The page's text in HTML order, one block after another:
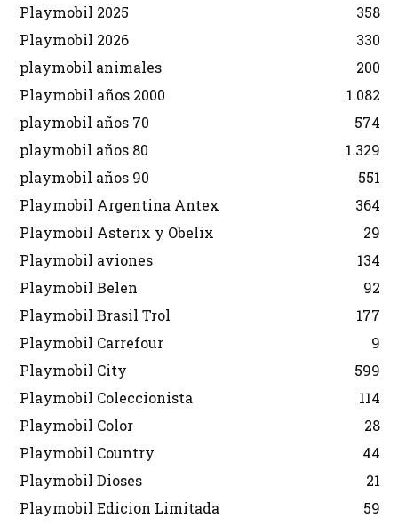
Playmobil 2025
358
Playmobil 2026
330
playmobil animales
200
Playmobil años 2000
1.082
playmobil años 70
574
playmobil años 80
1.329
playmobil años 90
551
Playmobil Argentina Antex
364
Playmobil Asterix y Obelix
29
Playmobil aviones
134
Playmobil Belen
92
Playmobil Brasil Trol
177
Playmobil Carrefour
9
Playmobil City
599
Playmobil Coleccionista
114
Playmobil Color
28
Playmobil Country
44
Playmobil Dioses
21
Playmobil Edicion Limitada
59